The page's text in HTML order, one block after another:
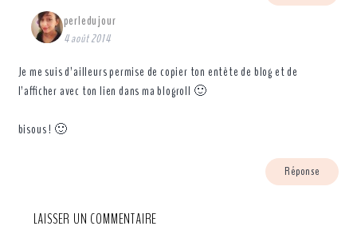
perledujour
4 août 2014
Je me suis d’ailleurs permise de copier ton entête de blog et de
l’afficher avec ton lien dans ma blogroll 🙂
bisous ! 🙂
Réponse
LAISSER UN COMMENTAIRE